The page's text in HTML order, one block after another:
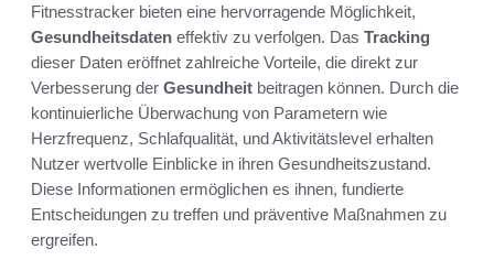
Fitnesstracker bieten eine hervorragende Möglichkeit,
Gesundheitsdaten effektiv zu verfolgen. Das Tracking
dieser Daten eröffnet zahlreiche Vorteile, die direkt zur
Verbesserung der Gesundheit beitragen können. Durch die
kontinuierliche Überwachung von Parametern wie
Herzfrequenz, Schlafqualität, und Aktivitätslevel erhalten
Nutzer wertvolle Einblicke in ihren Gesundheitszustand.
Diese Informationen ermöglichen es ihnen, fundierte
Entscheidungen zu treffen und präventive Maßnahmen zu
ergreifen.